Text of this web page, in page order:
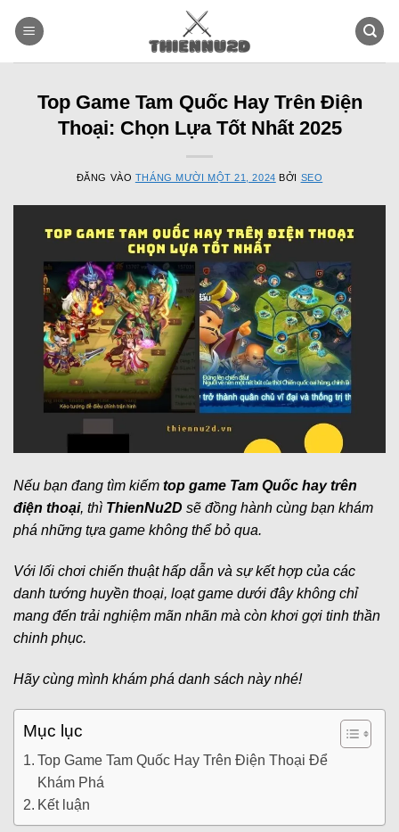
qua
Top Game Tam Quốc Hay Trên Điện
Thoại: Chọn Lựa Tốt Nhất 2025
ĐĂNG VÀO THÁNG MƯỜI MỘT 21, 2024 BỞI SEO
Nếu bạn đang tìm kiếm top game Tam Quốc hay trên
điện thoại, thì ThienNu2D sẽ đồng hành cùng bạn khám
phá những tựa game không thể bỏ qua.
Với lối chơi chiến thuật hấp dẫn và sự kết hợp của các
danh tướng huyền thoại, loạt game dưới đây không chỉ
mang đến trải nghiệm mãn nhãn mà còn khơi gợi tinh thần
chinh phục.
Hãy cùng mình khám phá danh sách này nhé!
Mục lục
Top Game Tam Quốc Hay Trên Điện Thoại Để
Khám Phá
Kết luận